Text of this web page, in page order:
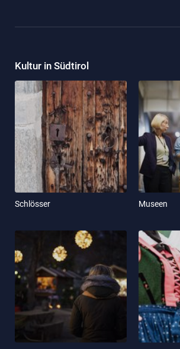
Kultur in Südtirol
Schlösser Museen